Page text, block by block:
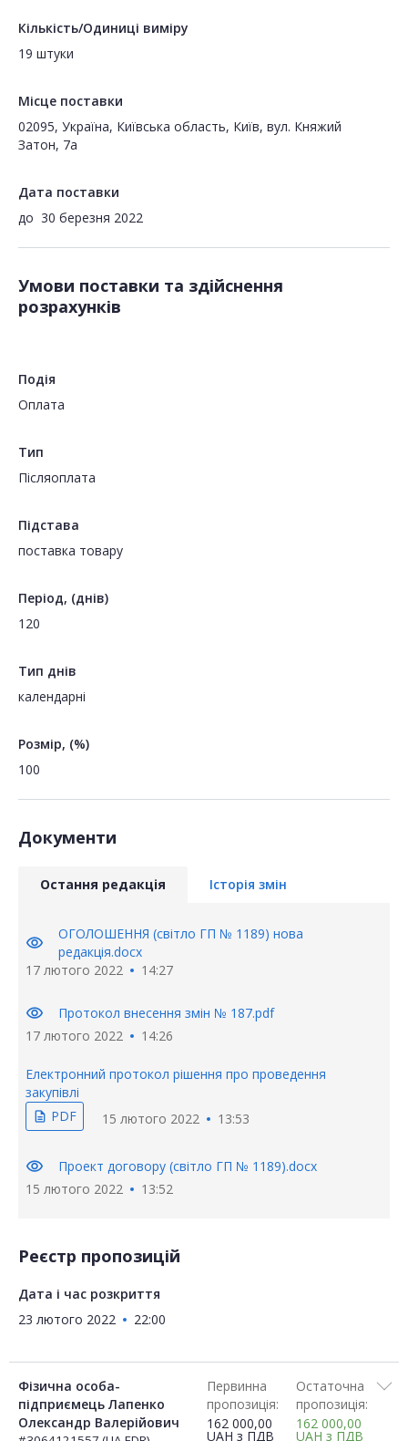
Кількість/Одиниці виміру
19 штуки
Місце поставки
02095, Україна, Київська область, Київ, вул. Княжий
Затон, 7а
Дата поставки
до 30 березня 2022
Умови поставки та здійснення
розрахунків
Подія
Оплата
Тип
Пiсляоплата
Підстава
поставка товару
Період, (днів)
120
Тип днів
календарні
Розмір, (%)
100
Документи
Остання редакція Історія змін
visibility
ОГОЛОШЕННЯ (світло ГП № 1189) нова
редакція.docx
17 лютого 2022
14:27
visibility
Протокол внесення змін № 187.pdf
17 лютого 2022
14:26
Електронний протокол рішення про проведення
закупівлі
description PDF 15 лютого 2022 13:53
visibility
Проект договору (світло ГП № 1189).docx
15 лютого 2022
13:52
Реєстр пропозицій
Дата і час розкриття
23 лютого 2022
22:00
Фізична особа-
підприємець Лапенко
Олександр Валерійович
Первинна
пропозиція:
162 000,00
UAH з ПДВ
Остаточна
пропозиція:
162 000,00
UAH з ПДВ